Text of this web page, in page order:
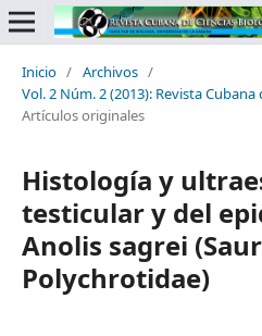
Inicio / Archivos /
Vol. 2 Núm. 2 (2013): Revista
Artículos originales
Histología y
testicular y del
Anolis sagrei
Polychrotidae)